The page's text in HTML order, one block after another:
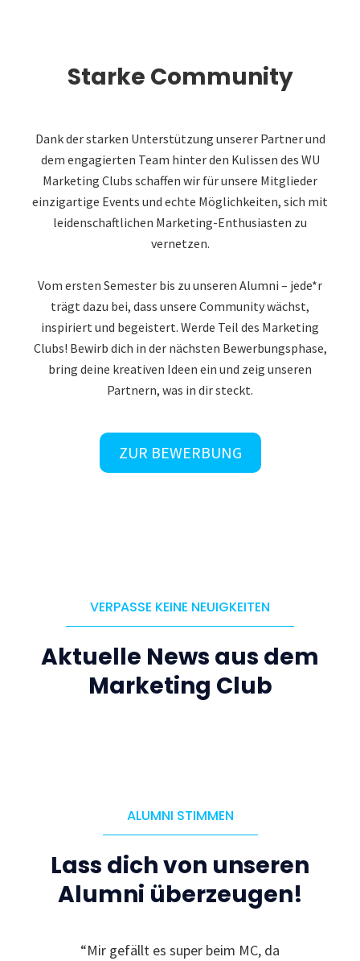
Starke Community
Dank der starken Unterstützung unserer Partner und
dem engagierten Team hinter den Kulissen des WU
Marketing Clubs schaffen wir für unsere Mitglieder
einzigartige Events und echte Möglichkeiten, sich mit
leidenschaftlichen Marketing-Enthusiasten zu
vernetzen.
Vom ersten Semester bis zu unseren Alumni – jede*r
trägt dazu bei, dass unsere Community wächst,
inspiriert und begeistert. Werde Teil des Marketing
Clubs! Bewirb dich in der nächsten Bewerbungsphase,
bring deine kreativen Ideen ein und zeig unseren
Partnern, was in dir steckt.
ZUR BEWERBUNG
VERPASSE KEINE NEUIGKEITEN
Aktuelle News aus dem
Marketing Club
ALUMNI STIMMEN
Lass dich von unseren
Alumni überzeugen!
“Mir gefällt es super beim MC, da